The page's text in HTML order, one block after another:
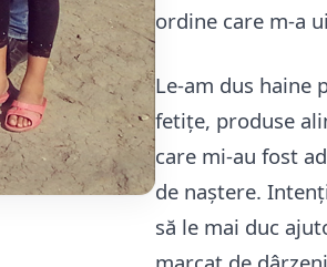
ordine care m-a
Le-am dus haine
fetițe, produse
care mi-au fost
de naștere.
să le mai duc